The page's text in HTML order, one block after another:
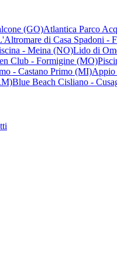
(GO)Atlantica Parco
di Casa Spadoni -
- Meina (NO)Lido di
Club - Formigine (MO)
- Castano Primo (MI)Appio
Blue Beach Cisliano -